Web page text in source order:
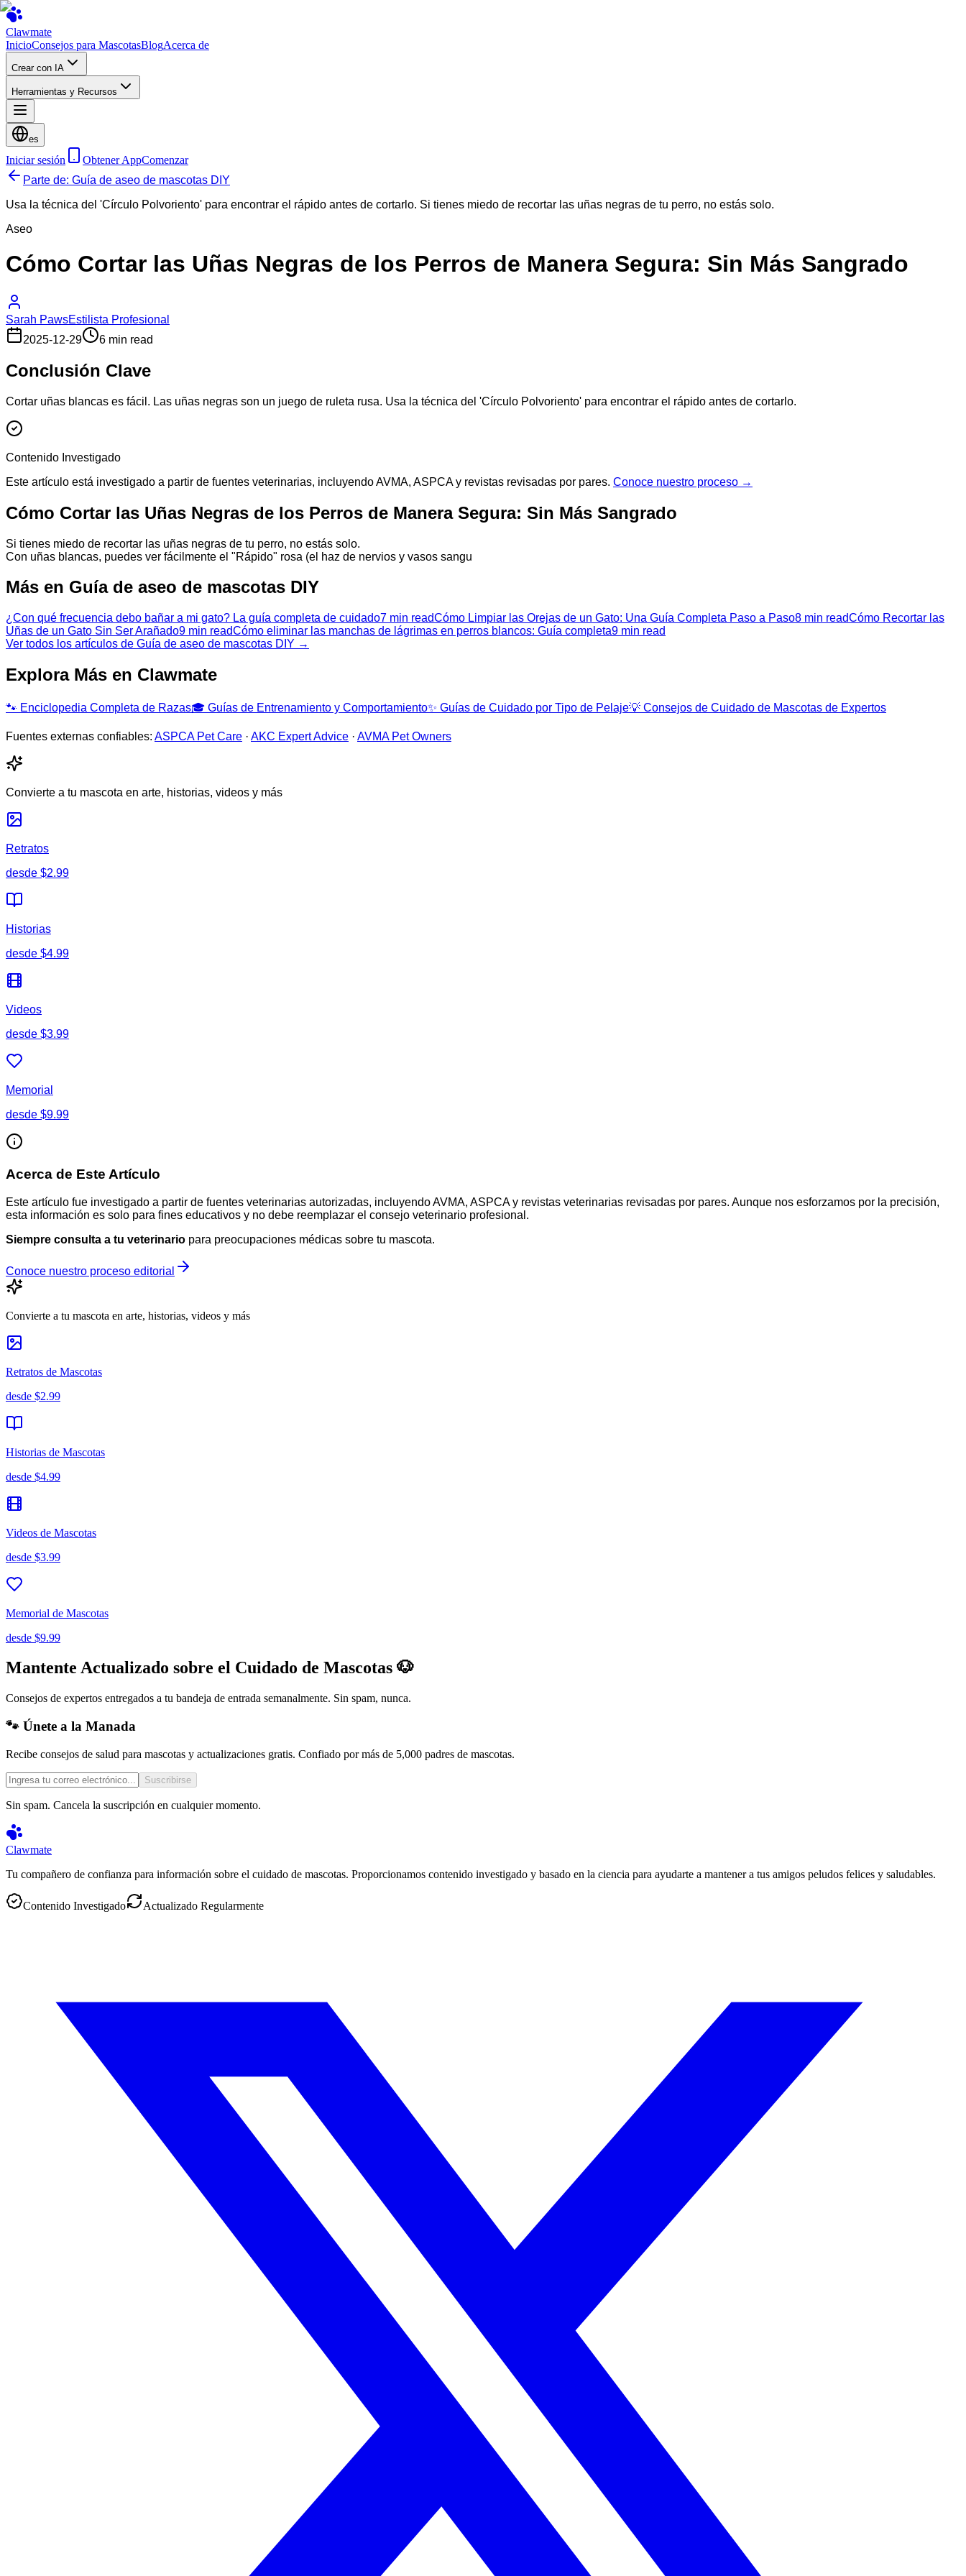
Clawmate
InicioConsejos para MascotasBlogAcerca de
Crear con IA
Herramientas y Recursos
es
Iniciar sesión Obtener AppComenzar
Parte de: Guía de aseo de mascotas DIY
Usa la técnica del 'Círculo Polvoriento' para encontrar el rápido antes de cortarlo. Si tienes miedo de recortar las uñas negras de tu perro, no estás solo.
Aseo
Cómo Cortar las Uñas Negras de los Perros de Manera Segura: Sin Más Sangrado
Sarah PawsEstilista Profesional
2025-12-29
6 min read
Conclusión Clave
Cortar uñas blancas es fácil. Las uñas negras son un juego de ruleta rusa. Usa la técnica del 'Círculo Polvoriento' para encontrar el rápido antes de cortarlo.
Contenido Investigado
Este artículo está investigado a partir de fuentes veterinarias, incluyendo AVMA, ASPCA y revistas revisadas por pares. Conoce nuestro proceso →
Cómo Cortar las Uñas Negras de los Perros de Manera Segura: Sin Más Sangrado
Si tienes miedo de recortar las uñas negras de tu perro, no estás solo.
Con uñas blancas, puedes ver fácilmente el "Rápido" rosa (el haz de nervios y vasos sangu
Más en Guía de aseo de mascotas DIY
¿Con qué frecuencia debo bañar a mi gato? La guía completa de cuidado7 min readCómo Limpiar las Orejas de un Gato: Una Guía Completa Paso a Paso8 min readCómo Recortar las
Uñas de un Gato Sin Ser Arañado9 min readCómo eliminar las manchas de lágrimas en perros blancos: Guía completa9 min read
Ver todos los artículos de Guía de aseo de mascotas DIY →
Explora Más en Clawmate
🐾 Enciclopedia Completa de Razas🎓 Guías de Entrenamiento y Comportamiento✨ Guías de Cuidado por Tipo de Pelaje💡 Consejos de Cuidado de Mascotas de Expertos
Fuentes externas confiables: ASPCA Pet Care · AKC Expert Advice · AVMA Pet Owners
Convierte a tu mascota en arte, historias, videos y más
Retratos
desde $2.99
Historias
desde $4.99
Videos
desde $3.99
Memorial
desde $9.99
Acerca de Este Artículo
Este artículo fue investigado a partir de fuentes veterinarias autorizadas, incluyendo AVMA, ASPCA y revistas veterinarias revisadas por pares. Aunque nos esforzamos por la precisión,
esta información es solo para fines educativos y no debe reemplazar el consejo veterinario profesional.
Siempre consulta a tu veterinario para preocupaciones médicas sobre tu mascota.
Conoce nuestro proceso editorial
Convierte a tu mascota en arte, historias, videos y más
Retratos de Mascotas
desde $2.99
Historias de Mascotas
desde $4.99
Videos de Mascotas
desde $3.99
Memorial de Mascotas
desde $9.99
Mantente Actualizado sobre el Cuidado de Mascotas 🐶
Consejos de expertos entregados a tu bandeja de entrada semanalmente. Sin spam, nunca.
🐾 Únete a la Manada
Recibe consejos de salud para mascotas y actualizaciones gratis. Confiado por más de 5,000 padres de mascotas.
Suscribirse
Sin spam. Cancela la suscripción en cualquier momento.
Clawmate
Tu compañero de confianza para información sobre el cuidado de mascotas. Proporcionamos contenido investigado y basado en la ciencia para ayudarte a mantener a tus amigos peludos felices y saludables.
Contenido Investigado Actualizado Regularmente